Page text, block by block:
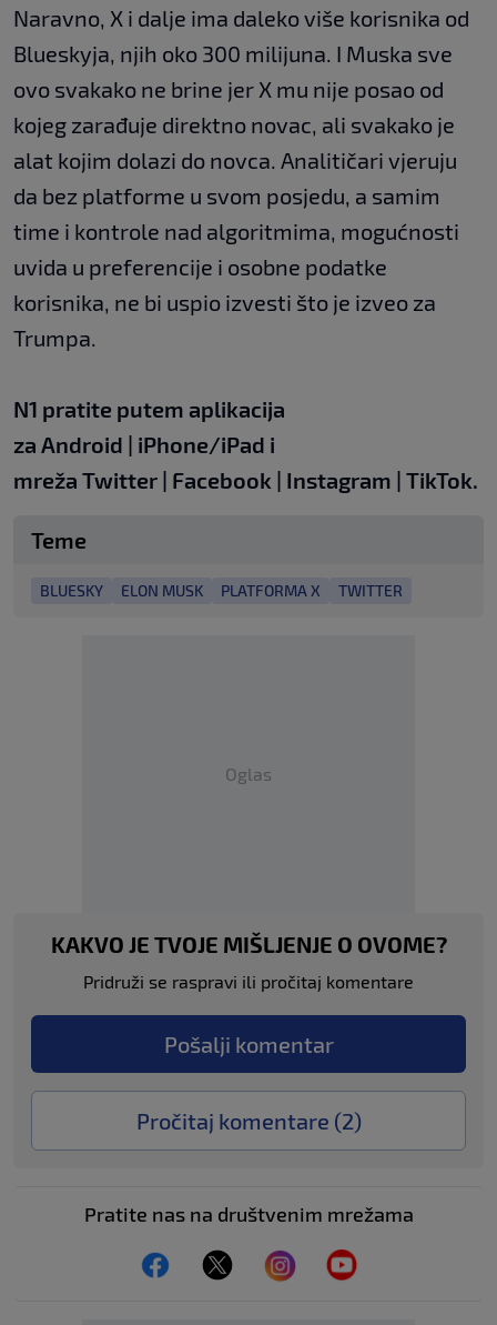
Naravno, X i dalje ima daleko više korisnika od
Blueskyja, njih oko 300 milijuna. I Muska sve
ovo svakako ne brine jer X mu nije posao od
kojeg zarađuje direktno novac, ali svakako je
alat kojim dolazi do novca. Analitičari vjeruju
da bez platforme u svom posjedu, a samim
time i kontrole nad algoritmima, mogućnosti
uvida u preferencije i osobne podatke
korisnika, ne bi uspio izvesti što je izveo za
Trumpa.
N1 pratite putem aplikacija
za Android | iPhone/iPad i
mreža Twitter | Facebook | Instagram | TikTok.
Teme
BLUESKY ELON MUSK PLATFORMA X TWITTER
Oglas
KAKVO JE TVOJE MIŠLJENJE O OVOME?
Pridruži se raspravi ili pročitaj komentare
Pošalji komentar
Pročitaj komentare (2)
Pratite nas na društvenim mrežama